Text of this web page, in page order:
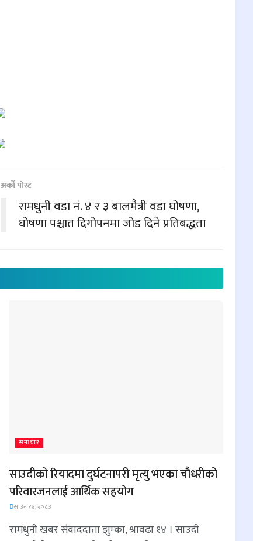
अर्काे पाेस्ट
रामधुनी वडा नं. ४ र ३ बालमैत्री वडा घोषणा,
घोषणा पश्चात दिगोपनमा जोड दिने प्रतिबद्धता
समाचार
साउदीको रियादमा दुर्घटनापरी मृत्यु भएका चौधरीको
परिवारजनलाई आर्थिक सहयोग
साउन १४, २०८३
रामधुनी खबर संवाददाता झुम्का, श्रावढा १४ । साउदी